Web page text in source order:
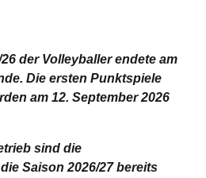
der Volleyballer endete am
Die ersten Punktspiele
am 12. September 2026
sind die
Saison 2026/27 bereits